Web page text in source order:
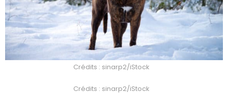
Crédits : sinarp2/iStock
Crédits : sinarp2/iStock